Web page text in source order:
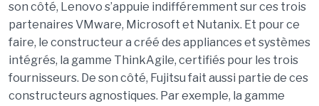
son côté, Lenovo s’appuie indifféremment sur ces trois
partenaires VMware, Microsoft et Nutanix. Et pour ce
faire, le constructeur a créé des appliances et systèmes
intégrés, la gamme ThinkAgile, certifiés pour les trois
fournisseurs. De son côté, Fujitsu fait aussi partie de ces
constructeurs agnostiques. Par exemple, la gamme